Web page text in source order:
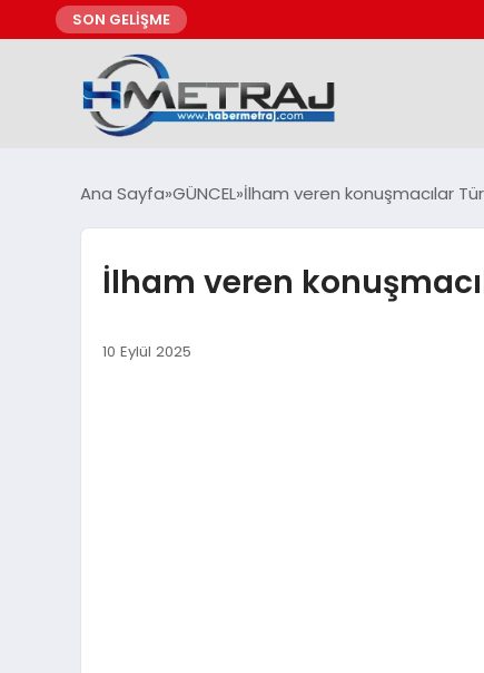
SON GELİŞME
Ana Sayfa GÜNCEL İlham veren konuşmacılar
İlham veren
10 Eylül 2025